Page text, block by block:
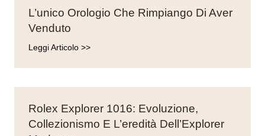
L’unico Orologio Che Rimpiango Di Aver
Venduto
Leggi Articolo >>
Rolex Explorer 1016: Evoluzione,
Collezionismo E L’eredità Dell’Explorer